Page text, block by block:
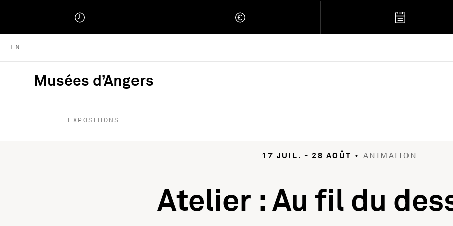
EN
Musées d’Angers
EXPOSITIONS
17 JUIL. - 28 AOÛT • ANIMATION
Atelier : Au fil du